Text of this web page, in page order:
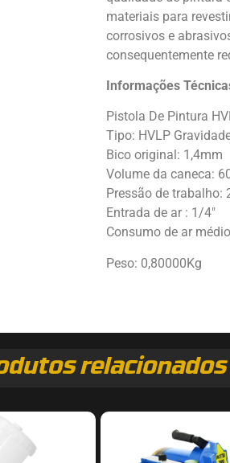
materiais para
corrosivos e
consequentemente
Informações
Pistola De Pintura
Tipo: HVLP
Bico original: 1,4mm
Volume da caneca:
Pressão de trabalho:
Entrada de ar : 1/4″
Consumo de ar
Peso: 0,80000Kg
relacionados